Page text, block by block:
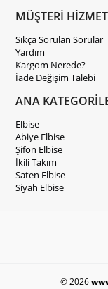
MÜŞTERİ
Sıkça Sorulan Sorular
Yardım
Kargom Nerede?
İade Değişim Talebi
ANA
Elbise
Abiye Elbise
Şifon Elbise
İkili Takım
Saten Elbise
Siyah Elbise
© 2026